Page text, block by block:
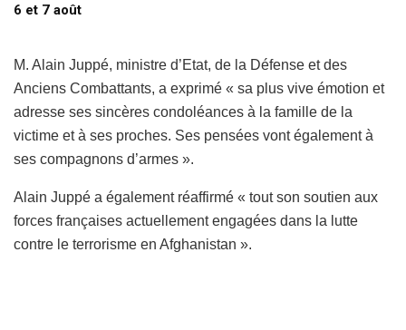
6 et 7 août
M. Alain Juppé, ministre d’Etat, de la Défense et des
Anciens Combattants, a exprimé « sa plus vive émotion et
adresse ses sincères condoléances à la famille de la
victime et à ses proches. Ses pensées vont également à
ses compagnons d’armes ».
Alain Juppé a également réaffirmé « tout son soutien aux
forces françaises actuellement engagées dans la lutte
contre le terrorisme en Afghanistan ».